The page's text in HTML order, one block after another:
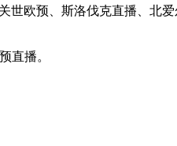
欧预、斯洛伐克直播、北
直播。